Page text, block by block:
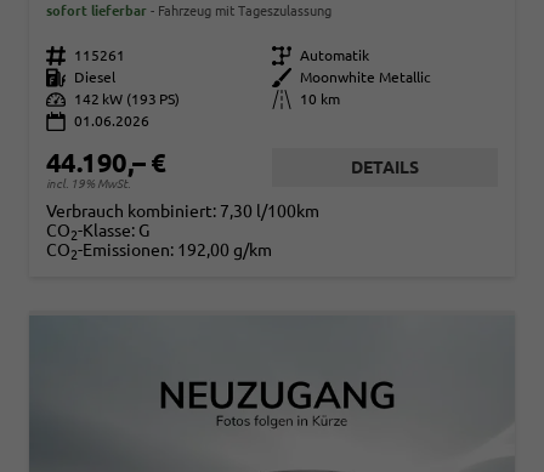
sofort lieferbar Fahrzeug mit Tageszulassung
Fahrzeugnr. 115261 Getriebe Automatik
Kraftstoff
Diesel Außenfarbe
Moonwhite Metallic
Leistung
142 kW (193 PS) Kilometerstand
10 km
01.06.2026
44.190,– €
incl. 19% MwSt.
DETAILS
Verbrauch kombiniert: 7,30 l/100km
CO2-Klasse: G
CO2-Emissionen: 192,00 g/km